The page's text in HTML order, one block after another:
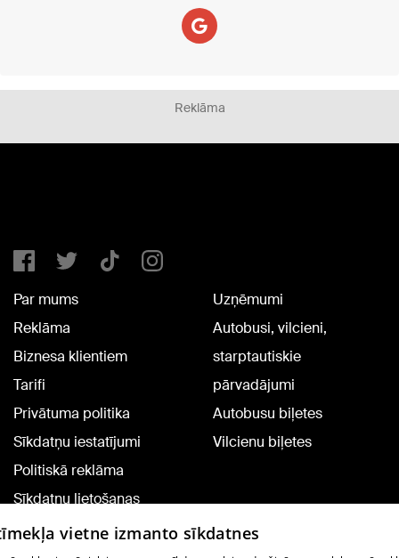
Reklāma
Par mums
Reklāma
Biznesa klientiem
Tarifi
Privātuma politika
Sīkdatņu iestatījumi
Politiskā reklāma
Sīkdatņu lietošanas
noteikumi
Uzņēmumi
Autobusi, vilcieni,
starptautiskie
pārvadājumi
Autobusu biļetes
Vilcienu biļetes
vietne izmanto sīkdatnes